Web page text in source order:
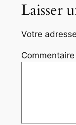
Laisser
Votre
Commentaire